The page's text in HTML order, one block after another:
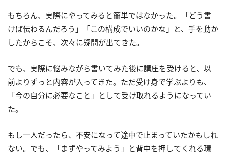
もちろん、実際にやってみると簡単ではなかった。「どう書
けば伝わるんだろう」「この構成でいいのかな」と、手を動か
したからこそ、次々に疑問が出てきた。
でも、実際に悩みながら書いてみた後に講座を受けると、以
前よりずっと内容が入ってきた。ただ受け身で学ぶよりも、
「今の自分に必要なこと」として受け取れるようになってい
た。
もし一人だったら、不安になって途中で止まっていたかもしれ
ない。でも、「まずやってみよう」と背中を押してくれる環